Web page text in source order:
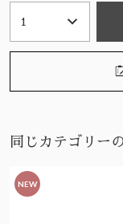
同じカテゴリー
NEW